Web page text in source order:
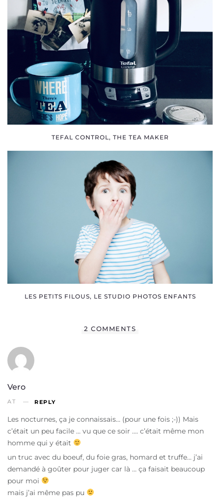
TEFAL CONTROL, THE TEA MAKER
LES PETITS FILOUS, LE STUDIO PHOTOS ENFANTS
2 COMMENTS
Vero
AT REPLY
Les nocturnes, ça je connaissais… (pour une fois ;-)) Mais
c’était un peu facile … vu que ce soir …. c’était même mon
homme qui y était
un truc avec du boeuf, du foie gras, homard et truffe… j’ai
demandé à goûter pour juger car là … ça faisait beaucoup
pour moi
mais j’ai même pas pu